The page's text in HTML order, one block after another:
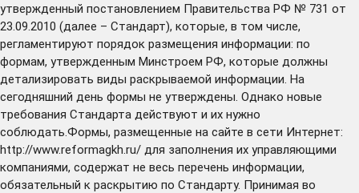
утвержденный постановлением Правительства РФ № 731 от
23.09.2010 (далее – Стандарт), которые, в том числе,
регламентируют порядок размещения информации: по
формам, утвержденным Минстроем РФ, которые должны
детализировать виды раскрываемой информации. На
сегодняшний день формы не утверждены. Однако новые
требования Стандарта действуют и их нужно
соблюдать.Формы, размещенные на сайте в сети Интернет:
http://www.reformagkh.ru/ для заполнения их управляющими
компаниями, содержат не весь перечень информации,
обязательный к раскрытию по Стандарту. Принимая во